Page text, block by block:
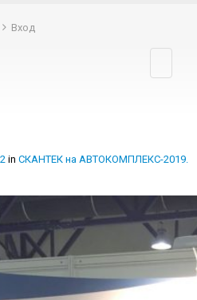
Вход
in СКАНТЕК на АВТОКОМПЛЕКС-2019.